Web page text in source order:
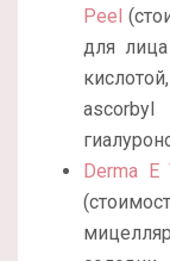
Peel
для
Derma E